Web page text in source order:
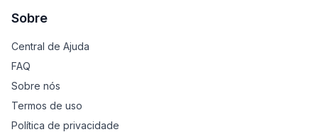
Sobre
Central de Ajuda
FAQ
Sobre nós
Termos de uso
Política de privacidade